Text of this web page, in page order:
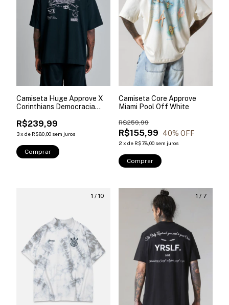
Camiseta Huge Approve X
Corinthians Democracia
R$239,99
3x de R$80,00 sem juros
Comprar
Camiseta Core Approve
Miami Pool Off White
R$155,99
R$259,99
40% OFF
2 x de R$78,00 sem juros
Comprar
1 / 10 1 / 7